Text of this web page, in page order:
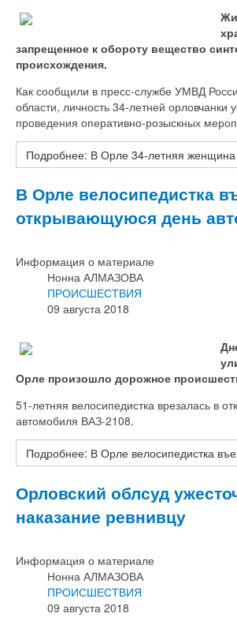
запрещенное к обороту вещество
происхождения.
Как сообщили в пресс-службе УМВД
области, личность 34-летней орловчанки
проведения оперативно-розыскных
Подробнее: В Орле 34-летняя женщина
В Орле велосипедистка
открывающуюся день
Информация о материале
Нонна АЛМАЗОВА
ПРОИСШЕСТВИЯ
09 августа 2018
Орле произошло дорожное
51-летняя велосипедистка врезалась в
автомобиля ВАЗ-2108.
Подробнее: В Орле велосипедистка
Орловский облсуд
наказание ревнивцу
Информация о материале
Нонна АЛМАЗОВА
ПРОИСШЕСТВИЯ
09 августа 2018